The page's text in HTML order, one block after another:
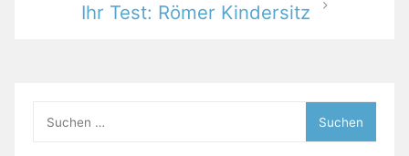
Ihr Test: Römer Kindersitz
nach: